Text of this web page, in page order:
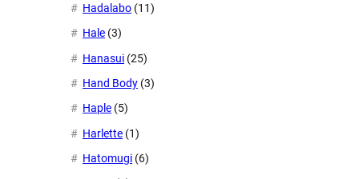
Hadalabo (11)
Hale (3)
Hanasui (25)
Hand Body (3)
Haple (5)
Harlette (1)
Hatomugi (6)